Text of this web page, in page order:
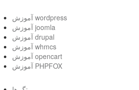
آموزش wordpress
آموزش joomla
آموزش drupal
آموزش whmcs
آموزش opencart
آموزش PHPFOX